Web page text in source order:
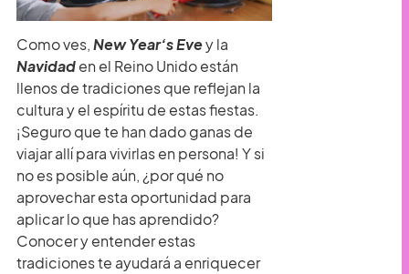
Como ves,New Year’s Evey la
Navidaden el Reino Unido están
llenos de tradiciones que reflejan la
cultura y el espíritu de estas fiestas.
¡Seguro que te han dado ganas de
viajar allí para vivirlas en persona! Y si
no es posible aún, ¿por qué no
aprovechar esta oportunidad para
aplicar lo que has aprendido?
Conocer y entender estas
tradiciones te ayudará a enriquecer